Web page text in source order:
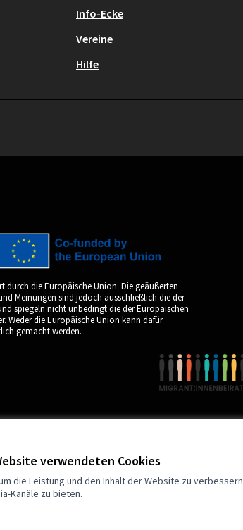
verwendeten Cookies
die Leistung und den Inhalt der Website zu
Kanäle zu bieten.
Info-Ecke
Vereine
Hilfe
durch die Europäische Union. Die geäußerten
Meinungen sind jedoch ausschließlich die der
spiegeln nicht unbedingt die der Europäischen
Weder die Europäische Union kann dafür
gemacht werden.